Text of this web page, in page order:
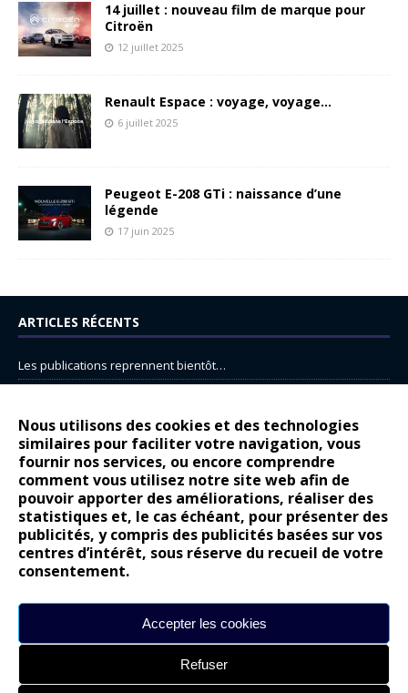
Nous utilisons des cookies et des technologies
similaires pour faciliter votre navigation, vous
fournir nos services, ou encore comprendre
comment vous utilisez notre site web afin de
pouvoir apporter des améliorations, réaliser des
statistiques et, le cas échéant, pour présenter des
publicités, y compris des publicités basées sur vos
centres d’intérêt, sous réserve du recueil de votre
consentement.
Accepter les cookies
Refuser
14 juillet : nouveau film de marque pour
Citroën
12 juillet 2025
Renault Espace : voyage, voyage…
6 juillet 2025
Peugeot E-208 GTi : naissance d’une
légende
17 juin 2025
ARTICLES RÉCENTS
Les publications reprennent bientôt…
14 juillet : nouveau film de marque pour Citroën
Renault Espace : voyage, voyage…
Peugeot E-208 GTi : naissance d’une légende
COMMENTAIRES RÉCENTS
Bernard DardartdansDacia Sandero : pour les gens vrais
Alpine A290 : L’irrésistible attraction de la légèreté
leroydansLancia Ypsilon : naturellement envoûtante ?
Nouvelle Opel Corsa : Yes of Corsa !